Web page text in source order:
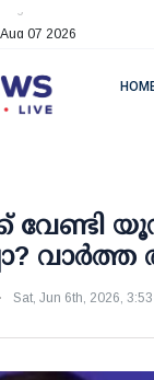
07 2026
വേണ്ടി
വാര്‍ത്ത
Sat, Jun 6th, 2026, 3:53